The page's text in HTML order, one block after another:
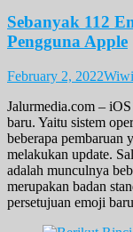
Sebanyak 112
Pengguna Apple
February 2, 2022
Jalurmedia.com –
baru. Yaitu sistem
beberapa pembaruan
melakukan update.
adalah munculnya
merupakan badan
persetujuan emoji